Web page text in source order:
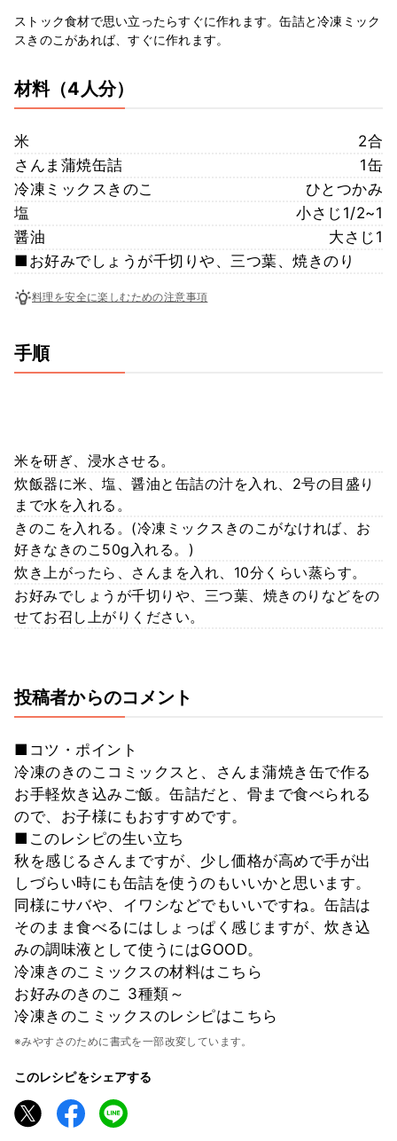
ストック食材で思い立ったらすぐに作れます。缶詰と冷凍ミック
スきのこがあれば、すぐに作れます。
材料（4人分）
米
2合
さんま蒲焼缶詰
1缶
冷凍ミックスきのこ
ひとつかみ
塩
小さじ1/2~1
醤油
大さじ1
■お好みでしょうが千切りや、三つ葉、焼きのり
料理を安全に楽しむための注意事項
手順
米を研ぎ、浸水させる。
炊飯器に米、塩、醤油と缶詰の汁を入れ、2号の目盛り
まで水を入れる。
きのこを入れる。(冷凍ミックスきのこがなければ、お
好きなきのこ50g入れる。)
炊き上がったら、さんまを入れ、10分くらい蒸らす。
お好みでしょうが千切りや、三つ葉、焼きのりなどをの
せてお召し上がりください。
投稿者からのコメント
■コツ・ポイント
冷凍のきのこコミックスと、さんま蒲焼き缶で作る
お手軽炊き込みご飯。缶詰だと、骨まで食べられる
ので、お子様にもおすすめです。
■このレシピの生い立ち
秋を感じるさんまですが、少し価格が高めで手が出
しづらい時にも缶詰を使うのもいいかと思います。
同様にサバや、イワシなどでもいいですね。缶詰は
そのまま食べるにはしょっぱく感じますが、炊き込
みの調味液として使うにはGOOD。
冷凍きのこミックスの材料はこちら
お好みのきのこ 3種類～
冷凍きのこミックスのレシピはこちら
※みやすさのために書式を一部改変しています。
このレシピをシェアする